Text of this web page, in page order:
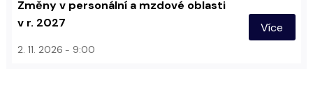
Změny v personální a mzdové oblasti
v r. 2027
2. 11. 2026 9:00
Více